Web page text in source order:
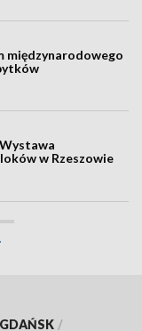
międzynarodowego
w Rzeszowie
GDAŃSK /